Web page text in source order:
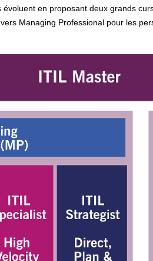
en proposant deux grands
Managing Professional pour les